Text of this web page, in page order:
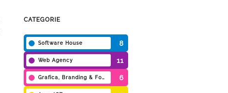
CATEGORIE
Software House 8
Web Agency 11
Grafica, Branding & Foto 6